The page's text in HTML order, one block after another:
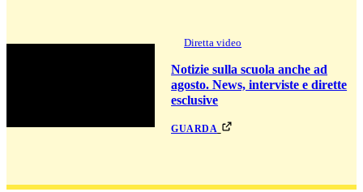
Diretta video
Notizie sulla scuola anche ad
agosto. News, interviste e dirette
esclusive
guarda